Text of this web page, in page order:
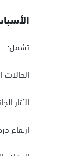
تشمل:
الحالات
الآثار
ارتفاع